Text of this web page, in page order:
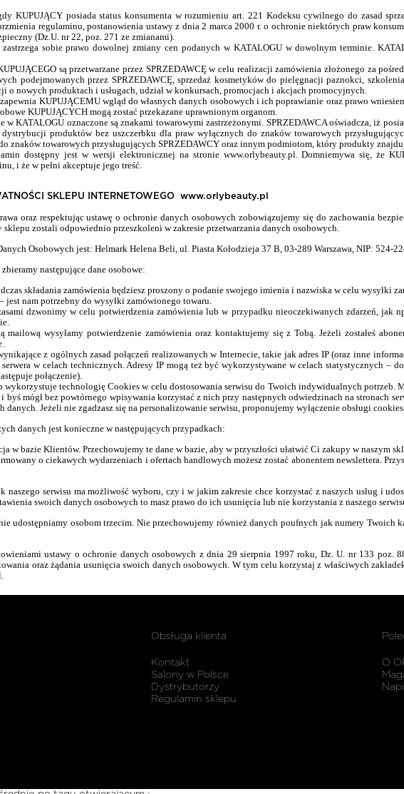
KUPUJĄCY posiada status konsumenta w rozumieniu art. 221 Kodeksu cywilnego do zasad
regulaminu, postanowienia ustawy z dnia 2 marca 2000 r. o ochronie niektórych praw
(Dz.U. nr 22, poz. 271 ze zmianami).
zastrzega sobie prawo dowolnej zmiany cen podanych w KATALOGU w dowolnym terminie.
są przetwarzane przez SPRZEDAWCĘ w celu realizacji zamówienia złożonego za
podejmowanych przez SPRZEDAWCĘ, sprzedaż kosmetyków do pielęgnacji paznokci,
o nowych produktach i usługach, udział w konkursach, promocjach i akcjach promocyjnych.
KUPUJĄCEMU wgląd do własnych danych osobowych i ich poprawianie oraz prawo
KUPUJĄCYCH mogą zostać przekazane uprawnionym organom.
w KATALOGU oznaczone są znakami towarowymi zastrzeżonymi. SPRZEDAWCA oświadcza, iż
produktów bez uszczerbku dla praw wyłącznych do znaków towarowych
znaków towarowych przysługujących SPRZEDAWCY oraz innym podmiotom, który produkty
dostępny jest w wersji elektronicznej na stronie www.orlybeauty.pl. Domniemywa się, że
i że w pełni akceptuje jego treść.
SKLEPU INTERNETOWEGO www.orlybeauty.pl
oraz respektując ustawę o ochronie danych osobowych zobowiązujemy się do zachowania
sklepu zostali odpowiednio przeszkoleni w zakresie przetwarzania danych osobowych.
Osobowych jest: Helmark Helena Beli, ul. Piasta Kołodzieja 37 B, 03-289 Warszawa, NIP: 524-
następujące dane osobowe:
składania zamówienia będziesz proszony o podanie swojego imienia i nazwiska w celu wysyłki
jest nam potrzebny do wysyłki zamówionego towaru.
dzwonimy w celu potwierdzenia zamówienia lub w przypadku nieoczekiwanych zdarzeń, jak
mailową wysyłamy potwierdzenie zamówienia oraz kontaktujemy się z Tobą. Jeżeli zostałeś
z ogólnych zasad połączeń realizowanych w Internecie, takie jak adres IP (oraz inne
serwera w celach technicznych. Adresy IP mogą też być wykorzystywane w celach statystycznych –
połączenie).
wykorzystuje technologię Cookies w celu dostosowania serwisu do Twoich indywidualnych potrzeb.
i byś mógł bez powtórnego wpisywania korzystać z nich przy następnych odwiedzinach na stronach
danych. Jeżeli nie zgadzasz się na personalizowanie serwisu, proponujemy wyłączenie obsługi
danych jest konieczne w następujących przypadkach:
w bazie Klientów. Przechowujemy te dane w bazie, aby w przyszłości ułatwić Ci zakupy w naszym
o ciekawych wydarzeniach i ofertach handlowych możesz zostać abonentem newslettera.
naszego serwisu ma możliwość wyboru, czy i w jakim zakresie chce korzystać z naszych usług i
swoich danych osobowych to masz prawo do ich usunięcia lub nie korzystania z naszego
udostępniamy osobom trzecim. Nie przechowujemy również danych poufnych jak numery Twoich
ustawy o ochronie danych osobowych z dnia 29 sierpnia 1997 roku, Dz. U. nr 133 poz.
oraz żądania usunięcia swoich danych osobowych. W tym celu korzystaj z właściwych
Obsługa klienta
Kontakt
Salony w Polsce
Dystrybutorzy
Regulamin sklepu
O